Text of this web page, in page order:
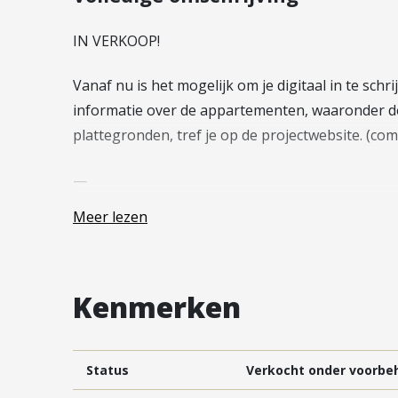
Vestiging Vleuten-De Meern en
Leidsche Rijn
Vestiging Vianen
Vestiging Maarssen
IN VERKOOP!
Vanaf nu is het mogelijk om je digitaal in te
informatie over de appartementen, waaronder
plattegronden, tref je op de projectwebsite.
—
Dit appartement maakt onderdeel uit van het
Gelijkvloers wonen in een appartement met
verwachte oplevering medio Q2 2027. We
Meer lezen
Kenmerken
Status Verkocht onder